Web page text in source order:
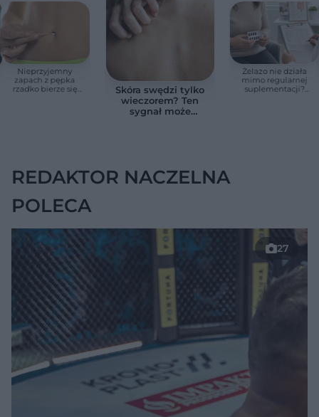
Nieprzyjemny
zapach z pępka
rzadko bierze się
Skóra swędzi tylko
wieczorem? Ten
sygnał może
Żelazo nie działa
mimo regularnej
suplementacji?
REDAKTOR NACZELNA
POLECA
27